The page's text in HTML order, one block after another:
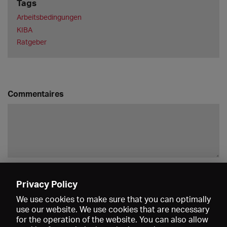
Tags
Arbeitsbedingungen
KIBA
Ratgeber
Commentaires
Privacy Policy
We use cookies to make sure that you can optimally
use our website. We use cookies that are necessary
for the operation of the website. You can also allow